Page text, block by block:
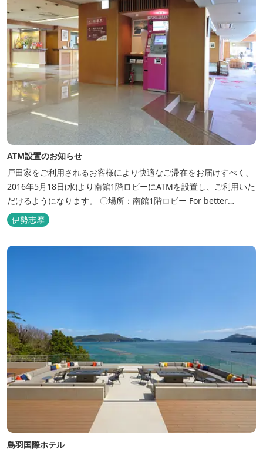
ATM設置のお知らせ
戸田家をご利用されるお客様により快適なご滞在をお届けすべく、
2016年5月18日(水)より南館1階ロビーにATMを設置し、ご利用いた
だけるようになります。 〇場所：南館1階ロビー For better
convenience, ATM Machine which includes cash dispenser will
be available at Todaya Hotel’s 1...
伊勢志摩
鳥羽国際ホテル